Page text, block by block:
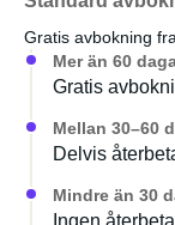
Gratis avbokning
Mer än 60
Gratis
Mellan 30–60
Delvis
Mindre än 30
Ingen